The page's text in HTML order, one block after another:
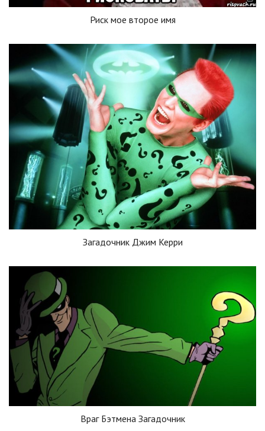
Риск мое второе имя
Загадочник Джим Керри
Враг Бэтмена Загадочник